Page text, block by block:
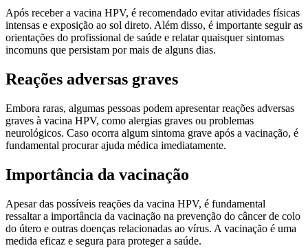
Após receber a vacina HPV, é recomendado evitar atividades físicas
intensas e exposição ao sol direto. Além disso, é importante seguir as
orientações do profissional de saúde e relatar quaisquer sintomas
incomuns que persistam por mais de alguns dias.
Reações adversas graves
Embora raras, algumas pessoas podem apresentar reações adversas
graves à vacina HPV, como alergias graves ou problemas
neurológicos. Caso ocorra algum sintoma grave após a vacinação, é
fundamental procurar ajuda médica imediatamente.
Importância da vacinação
Apesar das possíveis reações da vacina HPV, é fundamental
ressaltar a importância da vacinação na prevenção do câncer de colo
do útero e outras doenças relacionadas ao vírus. A vacinação é uma
medida eficaz e segura para proteger a saúde.